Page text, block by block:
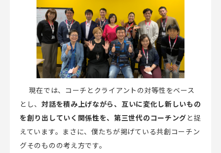
現在では、コーチとクライアントの対等性をベース
とし、対話を積み上げながら、互いに変化し新しいもの
を創り出していく関係性を、第三世代のコーチングと捉
えています。まさに、僕たちが掲げている共創コーチン
グそのものの考え方です。